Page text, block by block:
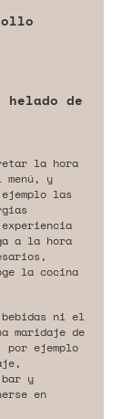
de
la hora
y
las
a la hora
la cocina
bebidas ni el
maridaje de
ejemplo
y
en